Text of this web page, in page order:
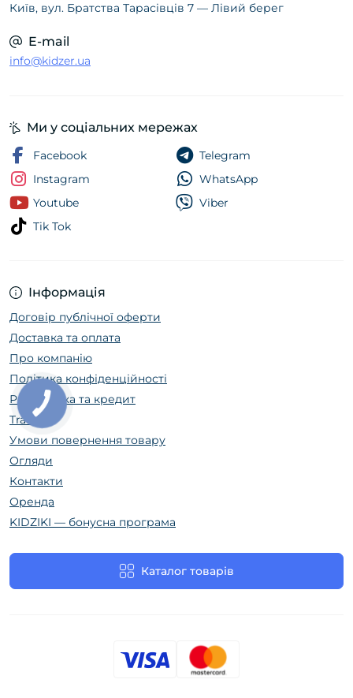
Київ, вул. Братства Тарасівців 7 — Лівий берег
E-mail
info@kidzer.ua
Інформація
Договір публічної оферти
Доставка та оплата
Про компанію
Політика конфіденційності
Розстрочка та кредит
Trade In
Умови повернення товару
Огляди
Контакти
Оренда
KIDZIKI — бонусна програма
Каталог товарів
Ми у соціальних мережах
Facebook
Instagram
Youtube
Tik Tok
Telegram
WhatsApp
Viber